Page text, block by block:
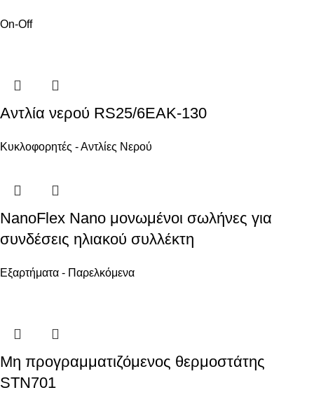
On-Off
Αντλία νερού RS25/6EAK-130
Κυκλοφορητές - Αντλίες Νερού
NanoFlex Nano μονωμένοι σωλήνες για
συνδέσεις ηλιακού συλλέκτη
Εξαρτήματα - Παρελκόμενα
Μη προγραμματιζόμενος θερμοστάτης
STN701